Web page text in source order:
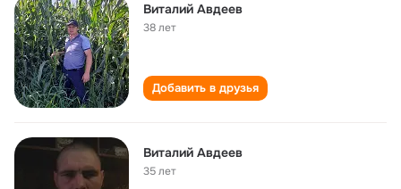
Виталий Авдеев
38 лет
Добавить в друзья
Виталий Авдеев
35 лет